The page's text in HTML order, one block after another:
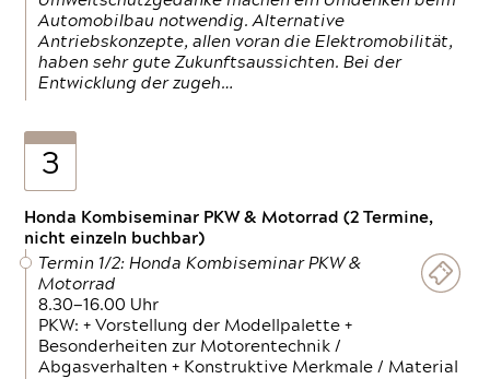
Automobilbau notwendig. Alternative
Antriebskonzepte, allen voran die Elektromobilität,
haben sehr gute Zukunftsaussichten. Bei der
Entwicklung der zugeh…
3
Honda Kombiseminar PKW & Motorrad (2 Termine,
nicht einzeln buchbar)
Termin 1/2: Honda Kombiseminar PKW &
Motorrad
8.30—16.00 Uhr
PKW: + Vorstellung der Modellpalette +
Besonderheiten zur Motorentechnik /
Abgasverhalten + Konstruktive Merkmale / Material